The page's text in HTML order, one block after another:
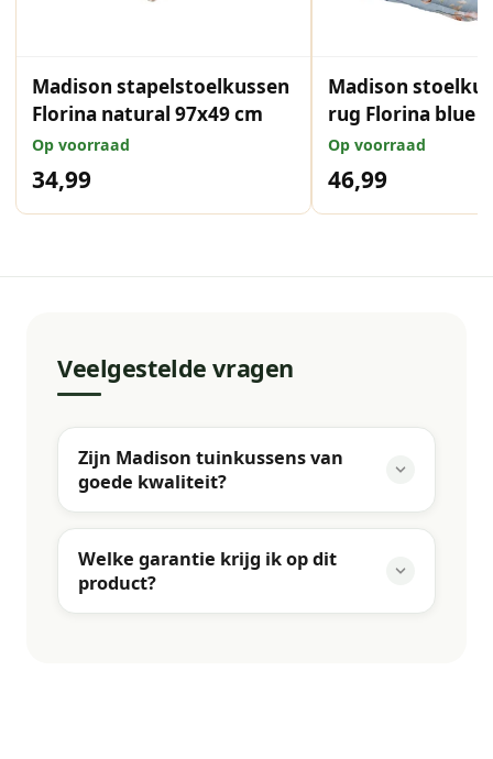
Madison stapelstoelkussen
Florina natural 97x49 cm
Op voorraad
34,99
Madison
rug Florina blue
Op voorraad
46,99
Veelgestelde vragen
Zijn Madison tuinkussens van
goede kwaliteit?
Welke garantie krijg ik op dit
product?